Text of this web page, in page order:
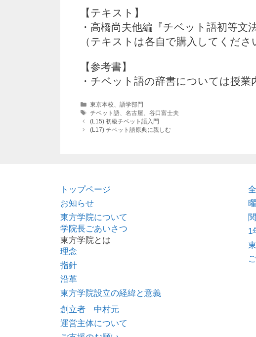
【テキスト】
・高橋尚夫他編『チベット語初等文
（テキストは各自で購入してくだ
【参考書】
・チベット語の辞書については授業
カ
テ
ゴ
リ
東京本校、語学部門
タ
グ
チベット語、名古屋、谷口富士夫
(L15) 初級チベット語入門
(L17) チベット語原典に親しむ
トップページ
お知らせ
東方学院について
学院長ごあいさつ
東方学院とは
理念
指針
沿革
東方学院設立の経緯と意義
創立者 中村元
運営主体について
1